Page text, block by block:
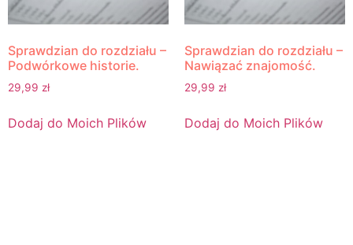
Sprawdzian do rozdziału –
Podwórkowe historie.
29,99 zł
Dodaj do Moich Plików
Sprawdzian do rozdziału –
Nawiązać znajomość.
29,99 zł
Dodaj do Moich Plików